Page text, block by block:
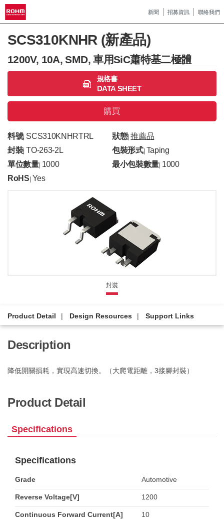
新聞 招募資訊 聯絡我們
SCS310KNHR (新產品)
1200V, 10A, SMD, 車用SiC蕭特基二極體
規格書
DATA SHEET
購買
料號| SCS310KNHRTRL 狀態|推薦品
封裝| TO-263-2L 包裝形式| Taping
單位數量| 1000 最小包裝數量 1000
RoHS Yes
封裝
Product Detail Design Resources Support Links
Description
降低開關損耗，實現高速切換。（大爬電距離，3接腳封裝）
Product Detail
Specifications
Specifications
Grade Automotive
Reverse Voltage[V] 1200
Continuous Forward Current[A] 10